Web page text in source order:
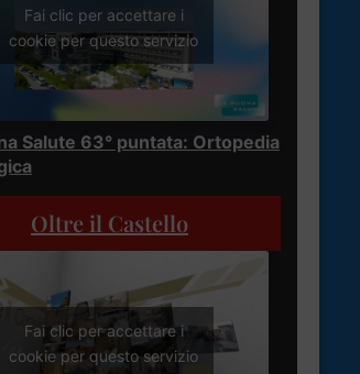
Fai clic per accettare i
cookie per questo servizio
Salute 63° puntata: Ortopedia
Oltre il Castello
Fai clic per accettare i
cookie per questo servizio